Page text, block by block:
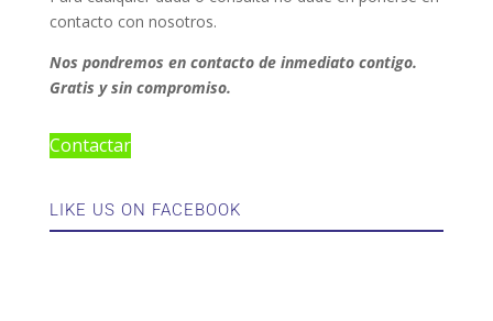
contacto con nosotros.
Nos pondremos en contacto de inmediato contigo.
Gratis y sin compromiso.
Contactar
LIKE US ON FACEBOOK